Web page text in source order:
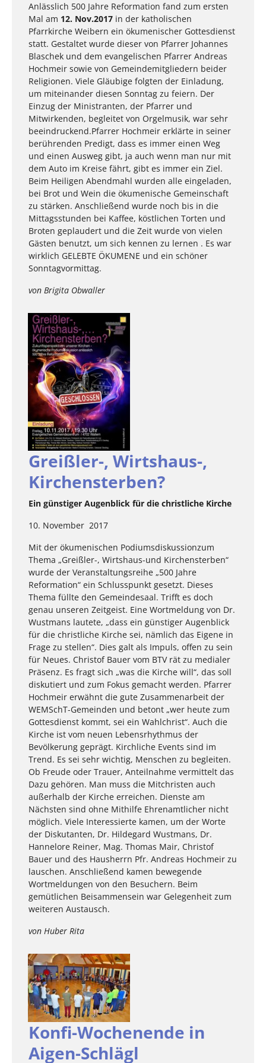
Anlässlich 500 Jahre Reformation fand zum ersten
Mal am 12. Nov.2017 in der katholischen
Pfarrkirche Weibern ein ökumenischer Gottesdienst
statt. Gestaltet wurde dieser von Pfarrer Johannes
Blaschek und dem evangelischen Pfarrer Andreas
Hochmeir sowie von Gemeindemitgliedern beider
Religionen. Viele Gläubige folgten der Einladung,
um miteinander diesen Sonntag zu feiern. Der
Einzug der Ministranten, der Pfarrer und
Mitwirkenden, begleitet von Orgelmusik, war sehr
beeindruckend.Pfarrer Hochmeir erklärte in seiner
berührenden Predigt, dass es immer einen Weg
und einen Ausweg gibt, ja auch wenn man nur mit
dem Auto im Kreise fährt, gibt es immer ein Ziel.
Beim Heiligen Abendmahl wurden alle eingeladen,
bei Brot und Wein die ökumenische Gemeinschaft
zu stärken. Anschließend wurde noch bis in die
Mittagsstunden bei Kaffee, köstlichen Torten und
Broten geplaudert und die Zeit wurde von vielen
Gästen benutzt, um sich kennen zu lernen . Es war
wirklich GELEBTE ÖKUMENE und ein schöner
Sonntagvormittag.
von Brigita Obwaller
Greißler-, Wirtshaus-,
Kirchensterben?
Ein günstiger Augenblick für die christliche Kirche
10. November 2017
Mit der ökumenischen Podiumsdiskussionzum
Thema „Greißler-, Wirtshaus-und Kirchensterben“
wurde der Veranstaltungsreihe „500 Jahre
Reformation“ ein Schlusspunkt gesetzt. Dieses
Thema füllte den Gemeindesaal. Trifft es doch
genau unseren Zeitgeist. Eine Wortmeldung von Dr.
Wustmans lautete, „dass ein günstiger Augenblick
für die christliche Kirche sei, nämlich das Eigene in
Frage zu stellen“. Dies galt als Impuls, offen zu sein
für Neues. Christof Bauer vom BTV rät zu medialer
Präsenz. Es fragt sich „was die Kirche will“, das soll
diskutiert und zum Fokus gemacht werden. Pfarrer
Hochmeir erwähnt die gute Zusammenarbeit der
WEMSchT-Gemeinden und betont „wer heute zum
Gottesdienst kommt, sei ein Wahlchrist“. Auch die
Kirche ist vom neuen Lebensrhythmus der
Bevölkerung geprägt. Kirchliche Events sind im
Trend. Es sei sehr wichtig, Menschen zu begleiten.
Ob Freude oder Trauer, Anteilnahme vermittelt das
Dazu gehören. Man muss die Mitchristen auch
außerhalb der Kirche erreichen. Dienste am
Nächsten sind ohne Mithilfe Ehrenamtlicher nicht
möglich. Viele Interessierte kamen, um der Worte
der Diskutanten, Dr. Hildegard Wustmans, Dr.
Hannelore Reiner, Mag. Thomas Mair, Christof
Bauer und des Hausherrn Pfr. Andreas Hochmeir zu
lauschen. Anschließend kamen bewegende
Wortmeldungen von den Besuchern. Beim
gemütlichen Beisammensein war Gelegenheit zum
weiteren Austausch.
von Huber Rita
Konfi-Wochenende in
Aigen-Schlägl